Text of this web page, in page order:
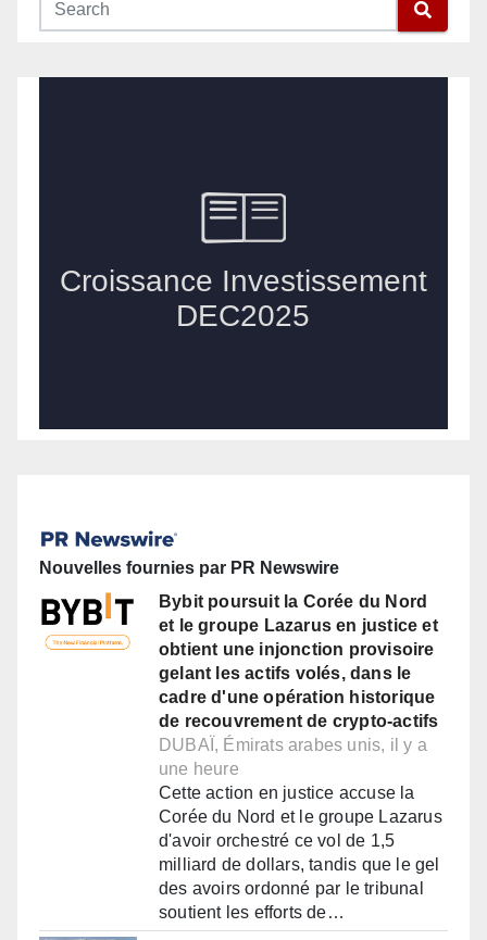
Nouvelles fournies par PR Newswire
Bybit poursuit la Corée du Nord
et le groupe Lazarus en justice et
obtient une injonction provisoire
gelant les actifs volés, dans le
cadre d'une opération historique
de recouvrement de crypto-actifs
DUBAÏ, Émirats arabes unis, il y a
une heure
Cette action en justice accuse la
Corée du Nord et le groupe Lazarus
d'avoir orchestré ce vol de 1,5
milliard de dollars, tandis que le gel
des avoirs ordonné par le tribunal
soutient les efforts de…